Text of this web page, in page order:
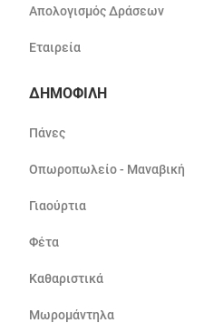
Απολογισμός Δράσεων
Εταιρεία
ΔΗΜΟΦΙΛΗ
Πάνες
Οπωροπωλείο - Μαναβική
Γιαούρτια
Φέτα
Καθαριστικά
Μωρομάντηλα